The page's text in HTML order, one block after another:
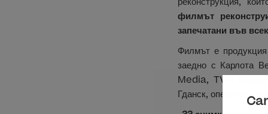
реконструкция,
филмът
запечатани във
Филмът е
заедно с Карлота
Media, TVN
Гданск, оператор